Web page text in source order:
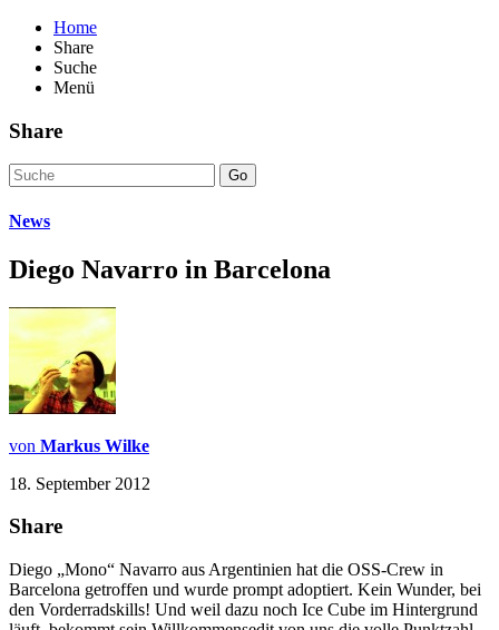
Home
Share
Suche
Menü
Share
Go
News
Diego Navarro in Barcelona
von Markus Wilke
18. September 2012
Share
Diego „Mono“ Navarro aus Argentinien hat die OSS-Crew in
Barcelona getroffen und wurde prompt adoptiert. Kein Wunder, bei
den Vorderradskills! Und weil dazu noch Ice Cube im Hintergrund